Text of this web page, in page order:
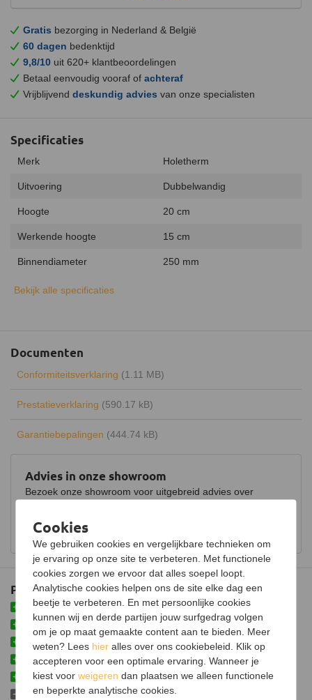
Gratis bezorging in Nederland & België
60 dagen bedenktijd
9,8/10 uit 620+ klantbeoordelingen
Betaal eenvoudig vooraf of achteraf
Vrijblijvend deskundig advies van onze specialisten
Plus- en minpunten
Vervaardigd uit hoogwaardig materiaal
Inclusief klemband om meerdere buizen vast te zetten
Met milieuvriendelijk isolatiemateriaal
Eenvoudig insteeksysteem
Afgewerkt met zwarte poedercoating
Omkokering benodigd in binnenruimtes
Advies in onze showroom
Bezoek onze showroom voor uitgebreid advies over
Bekijk showroom en maak een afspraak
Specificaties
Merk Holetherm
Uitvoering Dubbelwandig
Hoogte 20 cm
Werkende hoogte 15 cm
Binnendiameter 250 mm
Buitendiameter
Aansluiting
Inclusief klemband
Garantie 30 jaar
Bekijk alle specificaties
Documenten
Conformiteitsverklaring (1.11 MB)
Prestatieverklaring (590.17 kB)
Garantiebepalingen (444.74 kB)
Cookies
We gebruiken cookies en vergelijkbare technieken om
je ervaring op onze site te verbeteren. Met functionele
cookies zorgen we ervoor dat alles soepel loopt.
Analytische cookies helpen ons de site elke dag een
beetje te verbeteren. En met persoonlijke cookies
kunnen wij en derde partijen jouw surfgedrag volgen
om je op maat gemaakte content aan te bieden. Meer
weten? Lees hier alles over ons cookiebeleid. Klik op
accepteren voor een optimale ervaring. Wanneer je
kiest voorweigeren dan plaatsen we alleen functionele
en beperkte analytische cookies.